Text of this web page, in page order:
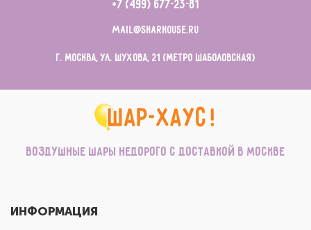
+7 (499) 677-23-81
mail@sharhouse.ru
г. Москва, ул. Шухова, 21 (метро Шаболовская)
Воздушные шары недорого с доставкой в Москве
ИНФОРМАЦИЯ